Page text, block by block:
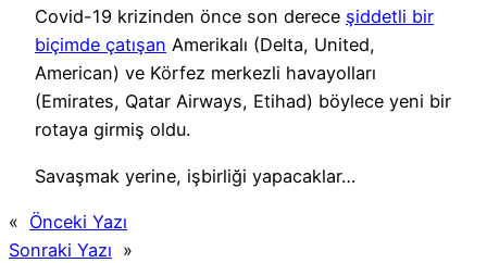
Covid-19 krizinden önce son derece şiddetli bir
biçimde çatışan Amerikalı (Delta, United,
American) ve Körfez merkezli havayolları
(Emirates, Qatar Airways, Etihad) böylece yeni bir
rotaya girmiş oldu.
Savaşmak yerine, işbirliği yapacaklar…
« Önceki Yazı
Sonraki Yazı »